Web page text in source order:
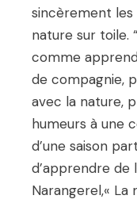
sincèrement
nature sur toile.
comme
de compagnie,
avec la nature,
humeurs à une
d’une saison
d’apprendre de
Narangerel,«